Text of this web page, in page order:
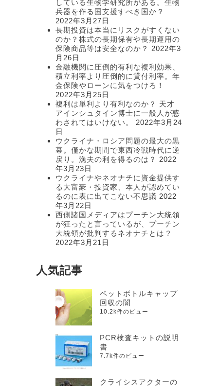
している生物学研究所がある。生物
兵器を作る国支援すべき国か？
2022年3月27日
長期投資は本当にリスクがすくない
のか？株式の長期保有や長期運用の
保険商品等は安全なのか？
2022年3
月26日
金融機関に圧倒的有利な複利効果、
積立利率より圧倒的に貸付利率。年
金保険やローンに気をつけろ！
2022年3月25日
複利は単利より有利なのか？ 天才
アインシュタイン博士に一般人が惑
わされてはいけない。
2022年3月24
日
ウクライナ・ロシア問題の最大の黒
幕。僅かな期間で東西冷戦時代に逆
戻り。漁夫の利を得るのは？
2022
年3月23日
ウクライナやネオナチに資金提供す
る大富豪・投資家、本人が認めてい
るのに表に出てこない不思議 2022
年3月22日
西側諸国メディアはプーチン大統領
が狂ったと言っているが、プーチン
大統領が批判するネオナチとは？
2022年3月21日
人気記事
ペットボトルキャップ
回収の闇
10.2k件のビュー
PCR検査キットの説明
書
7.7k件のビュー
クライシスアクターの